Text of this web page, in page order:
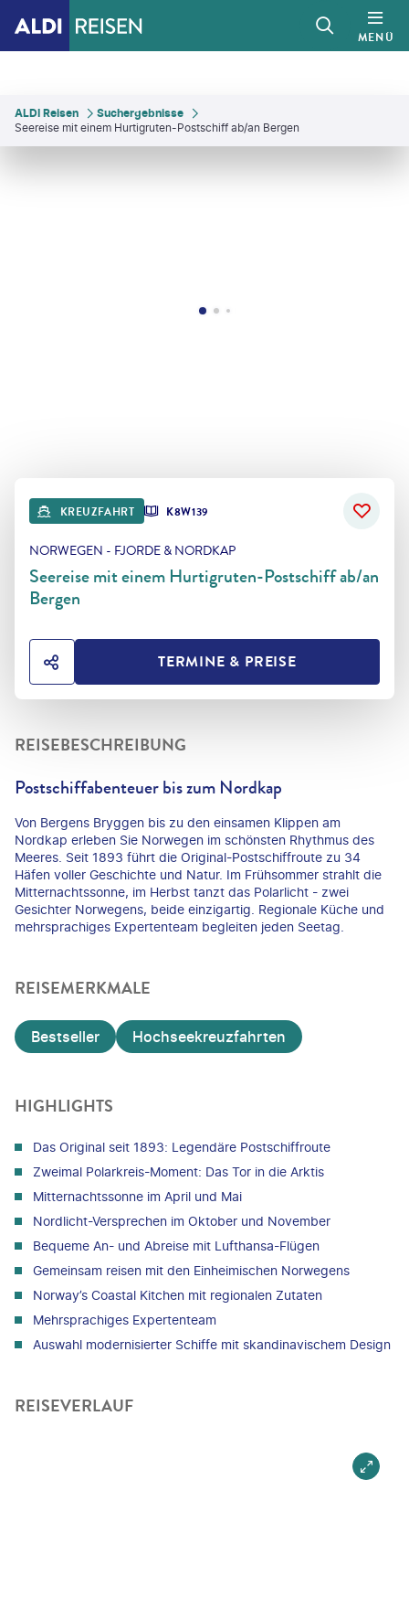
MENÜ
ALDI Reisen
Suchergebnisse
Seereise mit einem Hurtigruten-Postschiff ab/an Bergen
KREUZFAHRT K8W139
NORWEGEN - FJORDE & NORDKAP
Seereise mit einem Hurtigruten-Postschiff ab/an
Bergen
HOTEL TEILENTERMINE & PREISE
REISEBESCHREIBUNG
Postschiffabenteuer bis zum Nordkap
Von Bergens Bryggen bis zu den einsamen Klippen am
Nordkap erleben Sie Norwegen im schönsten Rhythmus des
Meeres. Seit 1893 führt die Original-Postschiffroute zu 34
Häfen voller Geschichte und Natur. Im Frühsommer strahlt die
Mitternachtssonne, im Herbst tanzt das Polarlicht - zwei
Gesichter Norwegens, beide einzigartig. Regionale Küche und
mehrsprachiges Expertenteam begleiten jeden Seetag.
REISEMERKMALE
Bestseller Hochseekreuzfahrten
HIGHLIGHTS
Das Original seit 1893: Legendäre Postschiffroute
Zweimal Polarkreis-Moment: Das Tor in die Arktis
Mitternachtssonne im April und Mai
Nordlicht-Versprechen im Oktober und November
Bequeme An- und Abreise mit Lufthansa-Flügen
Gemeinsam reisen mit den Einheimischen Norwegens
Norway’s Coastal Kitchen mit regionalen Zutaten
Mehrsprachiges Expertenteam
Auswahl modernisierter Schiffe mit skandinavischem Design
REISEVERLAUF